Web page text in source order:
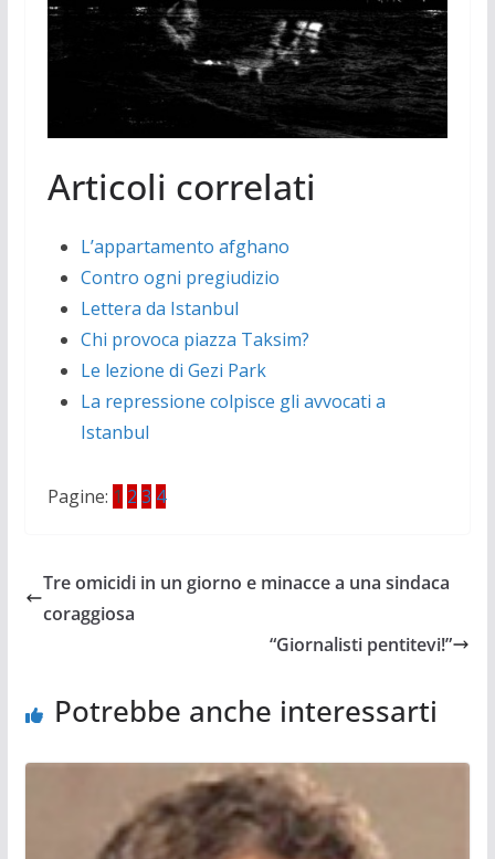
Articoli correlati
L’appartamento afghano
Contro ogni pregiudizio
Lettera da Istanbul
Chi provoca piazza Taksim?
Le lezione di Gezi Park
La repressione colpisce gli avvocati a
Istanbul
Pagine: 1 2 3 4
Tre omicidi in un giorno e minacce a una sindaca
coraggiosa
“Giornalisti pentitevi!”
Potrebbe anche interessarti